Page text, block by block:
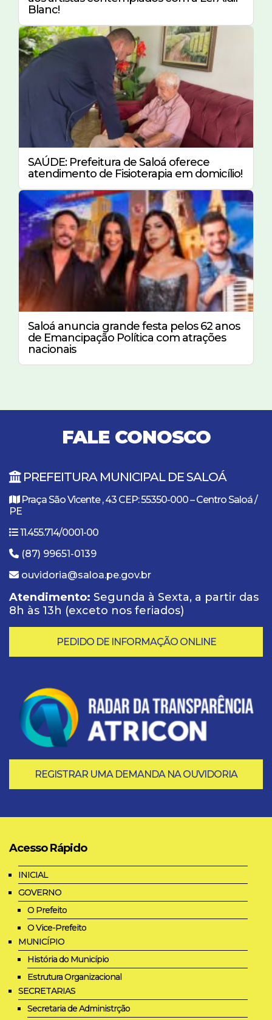
Blanc!
SAÚDE: Prefeitura de Saloá oferece
atendimento de Fisioterapia em domicílio!
Saloá anuncia grande festa pelos 62 anos
de Emancipação Política com atrações
nacionais
FALE CONOSCO
PREFEITURA MUNICIPAL DE SALOÁ
Praça São Vicente , 43 CEP: 55350-000 – Centro Saloá /
PE
11.455.714/0001-00
(87) 99651-0139
ouvidoria@saloa.pe.gov.br
Atendimento: Segunda à Sexta, a partir das
8h às 13h (exceto nos feriados)
PEDIDO DE INFORMAÇÃO ONLINE
REGISTRAR UMA DEMANDA NA OUVIDORIA
Acesso Rápido
INICIAL
GOVERNO
O Prefeito
O Vice-Prefeito
MUNICÍPIO
História do Município
Estrutura Organizacional
SECRETARIAS
Secretaria de Administrção